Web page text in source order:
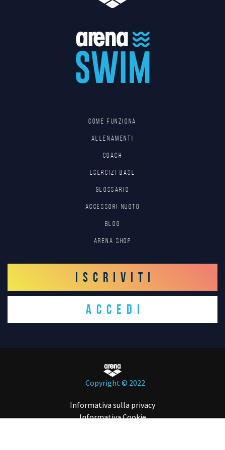
Come funziona
Allenamenti
Coach
Esercizi base
Glossario
Accessori nuoto
Blog
Arena Shop
ISCRIVITI
ACCEDI
Copyright © 2022
Informativa sulla privacy
Informativa Cookie